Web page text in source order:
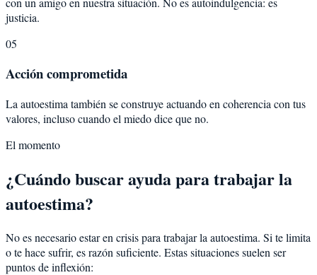
justicia.
05
Acción comprometida
La autoestima también se construye actuando en coherencia con tus
valores, incluso cuando el miedo dice que no.
El momento
¿Cuándo buscar ayuda para trabajar la
autoestima?
No es necesario estar en crisis para trabajar la autoestima. Si te limita
o te hace sufrir, es razón suficiente. Estas situaciones suelen ser
puntos de inflexión: